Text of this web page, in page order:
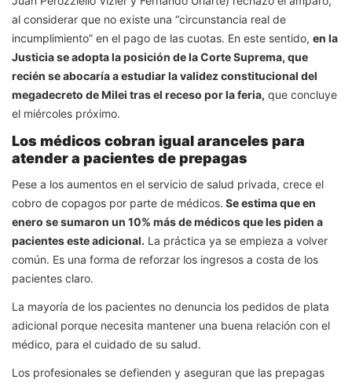
al considerar que no existe una “circunstancia real de
incumplimiento” en el pago de las cuotas. En este sentido, en la
Justicia se adopta la posición de la Corte Suprema, que
recién se abocaría a estudiar la validez constitucional del
megadecreto de Milei tras el receso por la feria, que concluye
el miércoles próximo.
Los médicos cobran igual aranceles para
atender a pacientes de prepagas
Pese a los aumentos en el servicio de salud privada, crece el
cobro de copagos por parte de médicos. Se estima que en
enero se sumaron un 10% más de médicos que les piden a
pacientes este adicional. La práctica ya se empieza a volver
común. Es una forma de reforzar los ingresos a costa de los
pacientes claro.
La mayoría de los pacientes no denuncia los pedidos de plata
adicional porque necesita mantener una buena relación con el
médico, para el cuidado de su salud.
Los profesionales se defienden y aseguran que las prepagas